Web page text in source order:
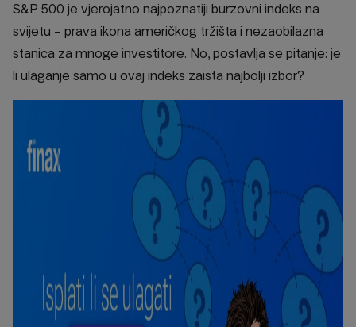
S&P 500 je vjerojatno najpoznatiji burzovni indeks na
svijetu – prava ikona američkog tržišta i nezaobilazna
stanica za mnoge investitore. No, postavlja se pitanje: je
li ulaganje samo u ovaj indeks zaista najbolji izbor?